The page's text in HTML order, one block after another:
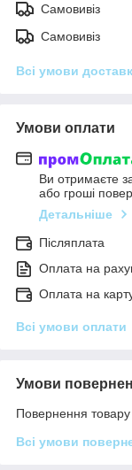
Самовивіз
Самовивіз
Всі умови
Умови оплати
Ви отримаєте
або гроші
Детальніше
Післяплата
Оплата на
Оплата на
Всі умови оплати
Умови
Повернення
Всі умови